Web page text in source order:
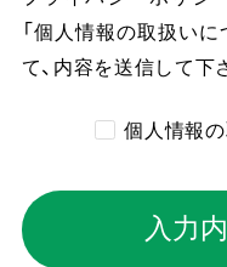
「個人情報の取扱い
て、内容を送信して下
個人情報
入力